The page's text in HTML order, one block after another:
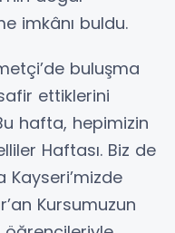
imkânı buldu.
buluşma
ettiklerini
hafta, hepimizin
Haftası. Biz de
Kayseri’mizde
Kursumuzun